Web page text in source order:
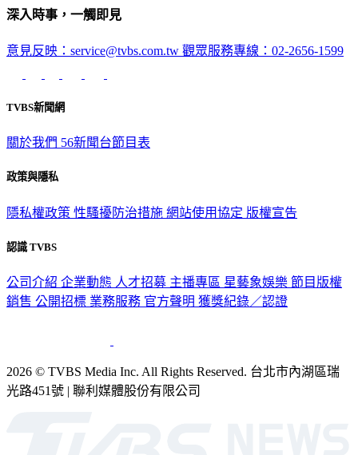
深入時事，一觸即見
意見反映：service@tvbs.com.tw 觀眾服務專線：02-2656-1599
TVBS新聞網
關於我們 56新聞台節目表
政策與隱私
隱私權政策 性騷擾防治措施 網站使用協定 版權宣告
認識 TVBS
公司介紹 企業動態 人才招募 主播專區 星藝象娛樂 節目版權
銷售 公開招標 業務服務 官方聲明 獲獎紀錄／認證
2026 © TVBS Media Inc. All Rights Reserved. 台北市內湖區瑞
光路451號 | 聯利媒體股份有限公司